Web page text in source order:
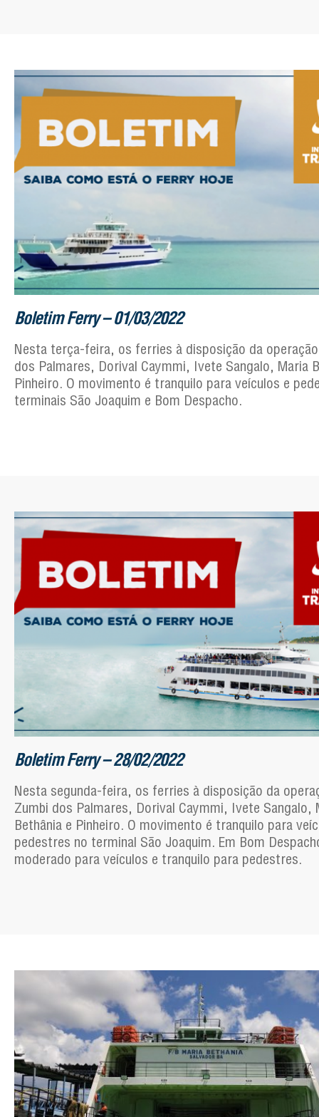
Boletim Ferry – 01/03/2022
Nesta terça-feira, os ferries à disposição da
dos Palmares, Dorival Caymmi, Ivete Sangalo, Maria
Pinheiro. O movimento é tranquilo para veículos e
terminais São Joaquim e Bom Despacho.
Boletim Ferry – 28/02/2022
Nesta segunda-feira, os ferries à disposição da
Zumbi dos Palmares, Dorival Caymmi, Ivete Sangalo,
Bethânia e Pinheiro. O movimento é tranquilo para
pedestres no terminal São Joaquim. Em Bom
moderado para veículos e tranquilo para pedestres.